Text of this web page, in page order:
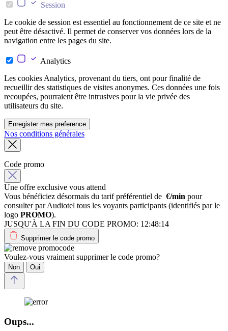
Session
Le cookie de session est essentiel au fonctionnement de ce site et ne
peut être désactivé. Il permet de conserver vos données lors de la
navigation entre les pages du site.
Analytics
Les cookies Analytics, provenant du tiers, ont pour finalité de
recueillir des statistiques de visites anonymes. Ces données une fois
recoupées, pourraient être intrusives pour la vie privée des
utilisateurs du site.
Enregister mes preference
Nos conditions générales
Code promo
Une offre exclusive vous attend
Vous bénéficiez désormais du tarif préférentiel de €/min pour
consulter par Audiotel tous les voyants participants (identifiés par le
logo PROMO).
JUSQU'À LA FIN DU CODE PROMO: 12:48:14
Supprimer le code promo
Voulez-vous vraiment supprimer le code promo?
Non Oui
Oups...